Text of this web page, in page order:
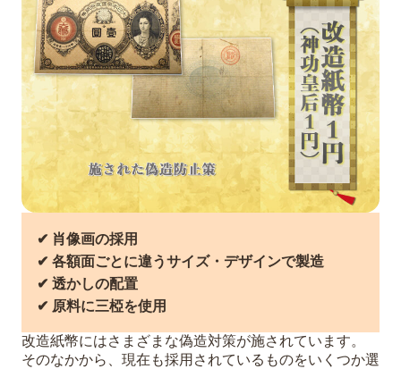
✔︎ 肖像画の採用
✔︎ 各額面ごとに違うサイズ・デザインで製造
✔︎ 透かしの配置
✔︎ 原料に三椏を使用
改造紙幣にはさまざまな偽造対策が施されています。
そのなかから、現在も採用されているものをいくつか選